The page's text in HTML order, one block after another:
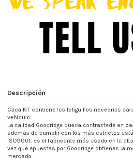
Descripción
Cada KIT contiene los latiguillos necearios
vehículo.
La calidad Goodridge queda contrastada en
además de cumplir con los más estrictos
ISO9001, es el fabricante más usado en la
vez que apuestas por Goodridge obtienes la
mercado.